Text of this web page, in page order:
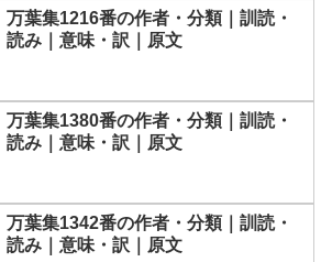
万葉集1216番の作者・分類｜訓読・
読み｜意味・訳｜原文
万葉集1380番の作者・分類｜訓読・
読み｜意味・訳｜原文
万葉集1342番の作者・分類｜訓読・
読み｜意味・訳｜原文